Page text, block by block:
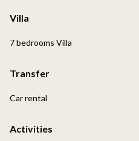
Villa
7 bedrooms Villa
Transfer
Car rental
Activities